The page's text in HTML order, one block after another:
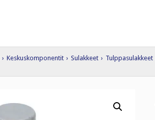
› Keskuskomponentit › Sulakkeet › Tulppasulakkeet